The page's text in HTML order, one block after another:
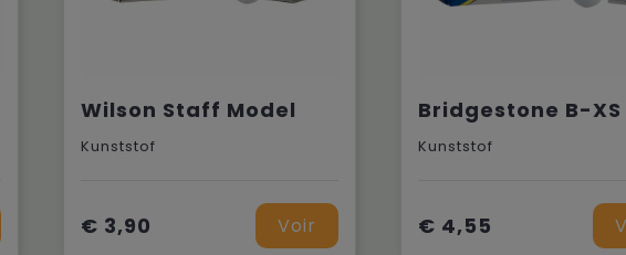
Wilson Staff Model
Kunststof
€ 3,90 Voir
Bridgestone B-XS
Kunststof
€ 4,55